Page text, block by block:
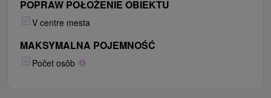
POPRAW POŁOŻENIE OBIEKTU
V centre mesta
MAKSYMALNA POJEMNOŚĆ
Počet osôb